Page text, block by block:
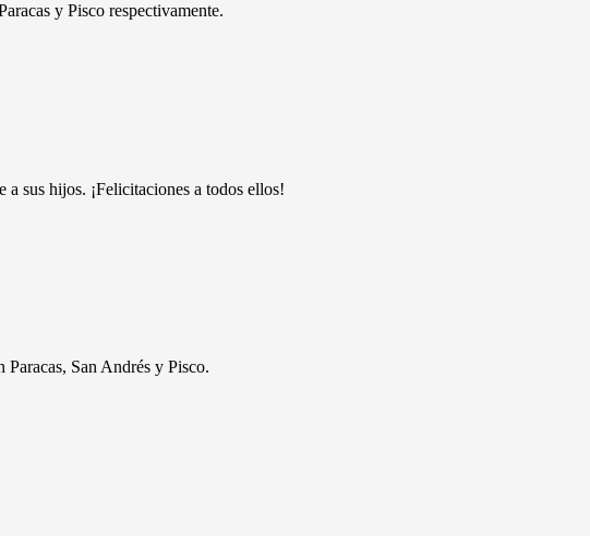
y Pisco respectivamente.
a sus hijos. ¡Felicitaciones a todos ellos!
Paracas, San Andrés y Pisco.